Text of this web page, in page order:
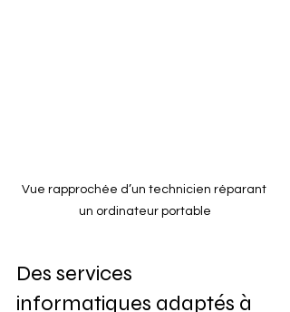
Vue rapprochée d’un technicien réparant
un ordinateur portable
Des services
informatiques adaptés à